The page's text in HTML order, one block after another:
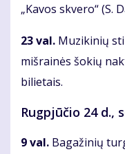
„Kavos skvero“ (S.
23 val. Muzikinių
mišrainės šokių
bilietais.
Rugpjūčio 24 d.,
9 val. Bagažinių